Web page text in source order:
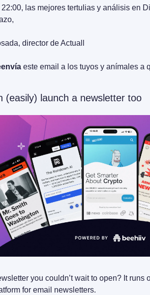
las mejores tertulias y análisis en
director de Actuall
este email a los tuyos y anímales a
(easily) launch a newsletter too
you couldn’t wait to open? It runs
for email newsletters.